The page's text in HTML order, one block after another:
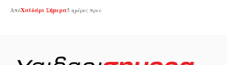
ΑπόΧαϊδάρι Σήμερα5 ημέρες πριν